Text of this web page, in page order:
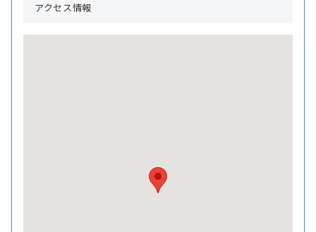
アクセス情報